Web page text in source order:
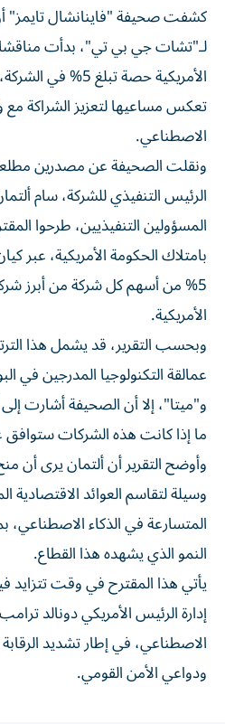
كشفت صحيفة "فاينانشال تايمز"
لـ"تشات جي بي تي"، بدأت
الأمريكية حصة
تعكس مساعيها لتعزيز الشراكة
الاصطناعي.
ونقلت الصحيفة عن مصدرين
الرئيس التنفيذي للشركة، سام
المسؤولين التنفيذيين، طرحوا
بامتلاك الحكومة الأمريكية،
5% من أسهم كل شركة من أبرز
الأمريكية.
وبحسب التقرير، قد يشمل هذا
عمالقة التكنولوجيا المدرجين في
و"ميتا"، إلا أن الصحيفة أشارت
ما إذا كانت هذه الشركات ستوافق
وأوضح التقرير أن ألتمان يرى
وسيلة لتقاسم العوائد الاقتصادية
المتسارعة في الذكاء
النمو الذي يشهده هذا القطاع.
يأتي هذا المقترح في وقت تتزايد
إدارة الرئيس الأمريكي دونالد
الاصطناعي، في إطار تشديد
ودواعي الأمن القومي.